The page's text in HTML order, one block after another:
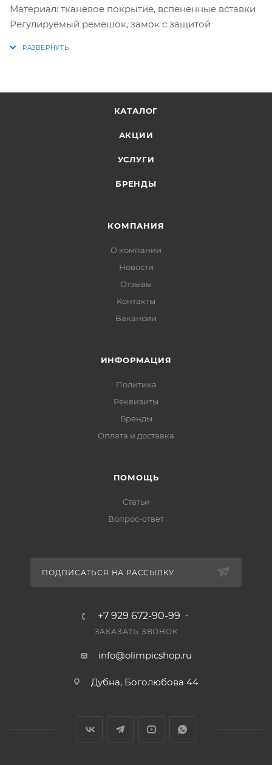
Материал: тканевое покрытие, вспененные вставки
Регулируемый ремешок, замок с защитой
КАТАЛОГ
АКЦИИ
УСЛУГИ
БРЕНДЫ
КОМПАНИЯ
О компании
Новости
Отзывы
Контакты
Вакансии
ИНФОРМАЦИЯ
Политика
Реквизиты
Бренды
Оплата и доставка
ПОМОЩЬ
Статьи
Вопрос-ответ
ПОДПИСАТЬСЯ НА РАССЫЛКУ
+7 929 672-90-99
ЗАКАЗАТЬ ЗВОНОК
info@olimpicshop.ru
Дубна, Боголюбова 44